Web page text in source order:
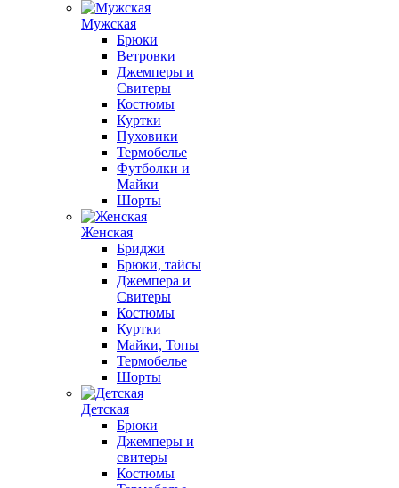
Мужская
Брюки
Ветровки
Джемперы и
Свитеры
Костюмы
Куртки
Пуховики
Термобелье
Футболки и
Майки
Шорты
Женская
Бриджи
Брюки, тайсы
Джемпера и
Свитеры
Костюмы
Куртки
Майки, Топы
Термобелье
Шорты
Детская
Брюки
Джемперы и
свитеры
Костюмы